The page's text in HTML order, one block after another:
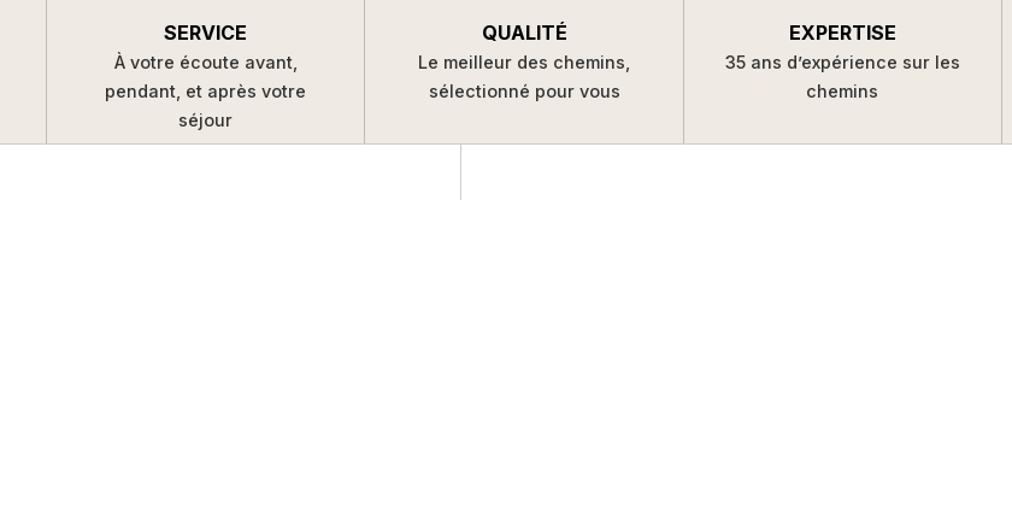
SERVICE
À votre écoute avant,
pendant, et après votre
séjour
QUALITÉ
Le meilleur des chemins,
sélectionné pour vous
EXPERTISE
35 ans d’expérience sur les
chemins